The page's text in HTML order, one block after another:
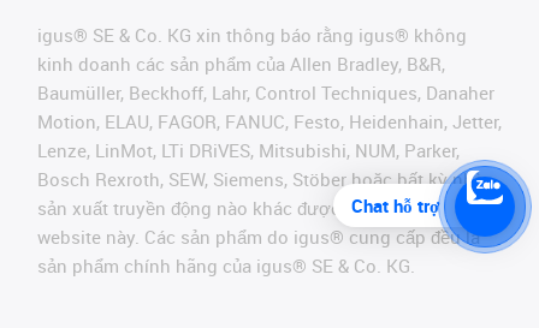
igus® SE & Co. KG xin thông báo rằng igus® không
kinh doanh các sản phẩm của Allen Bradley, B&R,
Baumüller, Beckhoff, Lahr, Control Techniques, Danaher
Motion, ELAU, FAGOR, FANUC, Festo, Heidenhain, Jetter,
Lenze, LinMot, LTi DRiVES, Mitsubishi, NUM, Parker,
Bosch Rexroth, SEW, Siemens, Stöber hoặc bất kỳ nhà
sản xuất truyền động nào khác được đề cập trên
website này. Các sản phẩm do igus® cung cấp đều là
sản phẩm chính hãng của igus® SE & Co. KG.
Chat hỗ trợ